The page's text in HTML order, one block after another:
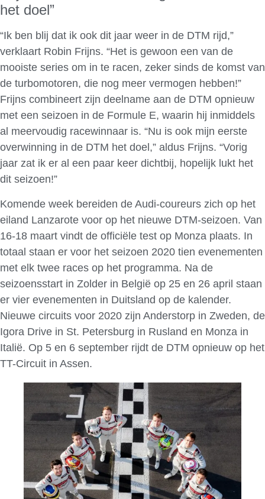
het doel”
“Ik ben blij dat ik ook dit jaar weer in de DTM rijd,”
verklaart Robin Frijns. “Het is gewoon een van de
mooiste series om in te racen, zeker sinds de komst van
de turbomotoren, die nog meer vermogen hebben!”
Frijns combineert zijn deelname aan de DTM opnieuw
met een seizoen in de Formule E, waarin hij inmiddels
al meervoudig racewinnaar is. “Nu is ook mijn eerste
overwinning in de DTM het doel,” aldus Frijns. “Vorig
jaar zat ik er al een paar keer dichtbij, hopelijk lukt het
dit seizoen!”
Komende week bereiden de Audi-coureurs zich op het
eiland Lanzarote voor op het nieuwe DTM-seizoen. Van
16-18 maart vindt de officiële test op Monza plaats. In
totaal staan er voor het seizoen 2020 tien evenementen
met elk twee races op het programma. Na de
seizoensstart in Zolder in België op 25 en 26 april staan
er vier evenementen in Duitsland op de kalender.
Nieuwe circuits voor 2020 zijn Anderstorp in Zweden, de
Igora Drive in St. Petersburg in Rusland en Monza in
Italië. Op 5 en 6 september rijdt de DTM opnieuw op het
TT-Circuit in Assen.